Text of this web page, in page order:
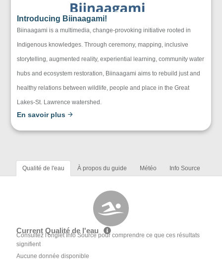
Introducing Biinaagami!
Biinaagami is a multimedia, change-provoking initiative rooted in
Indigenous knowledges. Through ceremony, mapping, inclusive
storytelling, augmented reality, experiential learning, community water
hubs and ecosystem restoration, Biinaagami aims to rebuild just and
healthy relations between wildlife, people and place in the Great
Lakes-St. Lawrence watershed.
En savoir plus
Qualité de l'eau À propos du guide Météo Info Source
Current Qualité de l'eau
Consultez l'onglet Info Source pour comprendre ce que ces résultats
signifient
Aucune donnée disponible